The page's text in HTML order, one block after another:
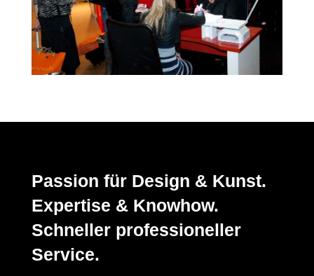
Passion für Design & Kunst.
Expertise & Knowhow.
Schneller professioneller
Service.